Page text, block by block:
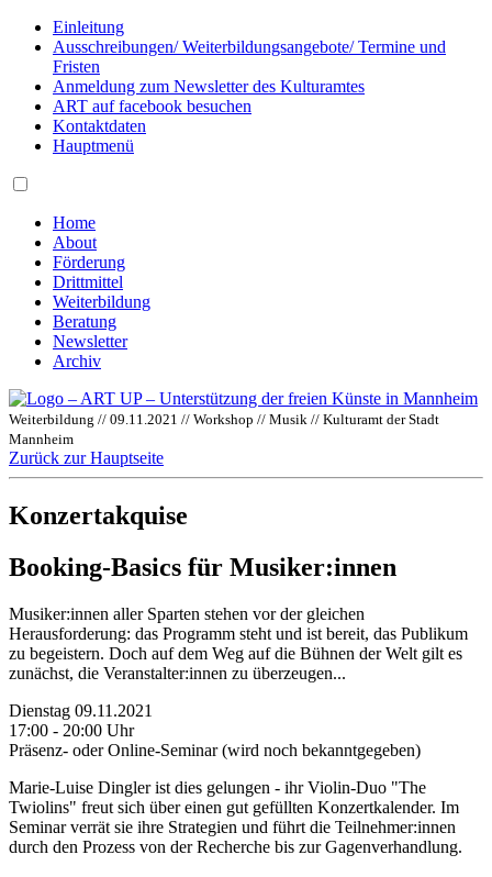
Einleitung
Ausschreibungen/ Weiterbildungsangebote/ Termine und
Fristen
Anmeldung zum Newsletter des Kulturamtes
ART auf facebook besuchen
Kontaktdaten
Hauptmenü
Home
About
Förderung
Drittmittel
Weiterbildung
Beratung
Newsletter
Archiv
Weiterbildung // 09.11.2021 // Workshop // Musik // Kulturamt der Stadt
Mannheim
Zurück zur Hauptseite
Konzertakquise
Booking-Basics für Musiker:innen
Musiker:innen aller Sparten stehen vor der gleichen
Herausforderung: das Programm steht und ist bereit, das Publikum
zu begeistern. Doch auf dem Weg auf die Bühnen der Welt gilt es
zunächst, die Veranstalter:innen zu überzeugen...
Dienstag 09.11.2021
17:00 - 20:00 Uhr
Präsenz- oder Online-Seminar (wird noch bekanntgegeben)
Marie-Luise Dingler ist dies gelungen - ihr Violin-Duo "The
Twiolins" freut sich über einen gut gefüllten Konzertkalender. Im
Seminar verrät sie ihre Strategien und führt die Teilnehmer:innen
durch den Prozess von der Recherche bis zur Gagenverhandlung.